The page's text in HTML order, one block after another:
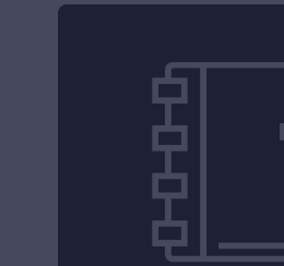
DNC: Diagnóstico de